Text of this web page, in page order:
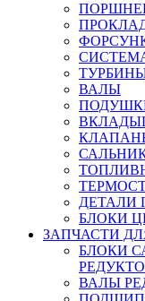
ВАЛЫ
ДЕТАЛИ
БЛОКИ
ЗАПЧАСТИ
БЛОКИ
ВАЛЫ